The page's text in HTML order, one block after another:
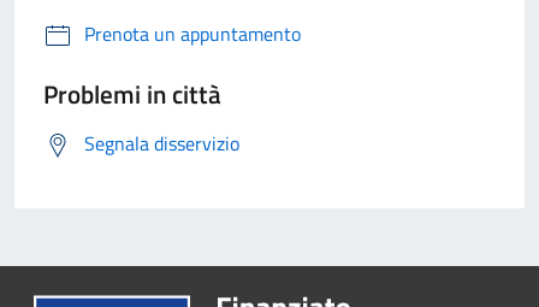
Prenota un appuntamento
Problemi in città
Segnala disservizio